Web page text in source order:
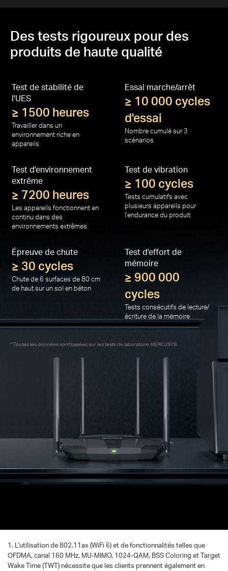
Des tests rigoureux pour des
produits de haute qualité
Test de stabilité de
l'UES
≥ 1500 heures
Travailler dans un
environnement riche en
appareils
Essai marche/arrêt
≥ 10 000 cycles
d'essai
Nombre cumulé sur 3
scénarios
Test d'environnement
extrême
≥ 7200 heures
Les appareils fonctionnent en
continu dans des
environnements extrêmes
Test de vibration
≥ 100 cycles
Tests cumulatifs avec
plusieurs appareils pour
l'endurance du produit
Épreuve de chute
≥ 30 cycles
Chute de 6 surfaces de 80 cm
de haut sur un sol en béton
Test d'effort de
mémoire
≥ 900 000
cycles
Tests consécutifs de lecture/
écriture de la mémoire
* Toutes les données sont basées sur les tests de laboratoire MERCUSYS.
1. L'utilisation de 802.11ax (WiFi 6) et de fonctionnalités telles que
OFDMA, canal 160 MHz, MU-MIMO, 1024-QAM, BSS Coloring et Target
Wake Time (TWT) nécessite que les clients prennent également en